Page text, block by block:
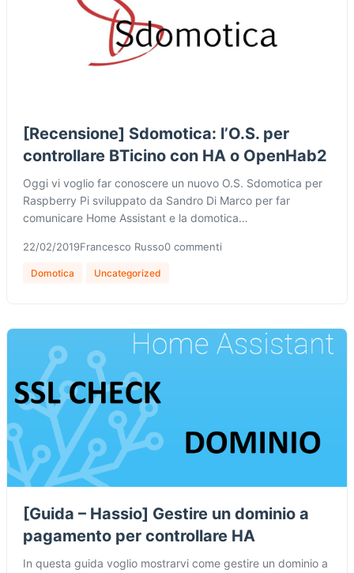
[Recensione] Sdomotica: l’O.S. per
controllare BTicino con HA o OpenHab2
Oggi vi voglio far conoscere un nuovo O.S. Sdomotica per
Raspberry Pi sviluppato da Sandro Di Marco per far
comunicare Home Assistant e la domotica…
22/02/2019Francesco Russo0 commenti
Domotica Uncategorized
[Guida – Hassio] Gestire un dominio a
pagamento per controllare HA
In questa guida voglio mostrarvi come gestire un dominio a